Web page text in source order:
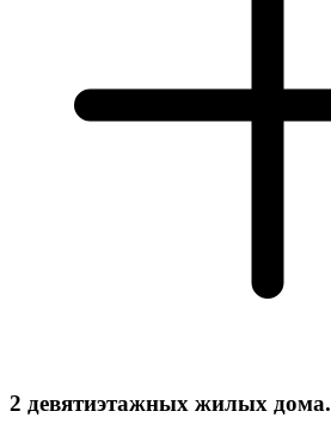
2 девятиэтажных жилых дома.